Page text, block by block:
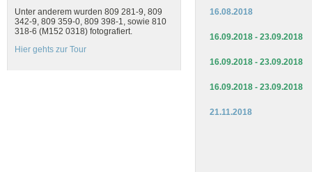
Unter anderem wurden 809 281-9, 809
342-9, 809 359-0, 809 398-1, sowie 810
318-6 (M152 0318) fotografiert.
Hier gehts zur Tour
16.08.2018
16.09.2018 - 23.09.2018
16.09.2018 - 23.09.2018
16.09.2018 - 23.09.2018
21.11.2018